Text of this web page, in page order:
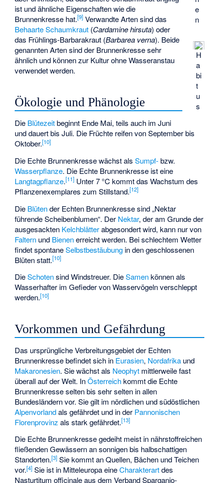
e
n
H
a
bi
t
u
s
ist und ähnliche Eigenschaften wie die
Brunnenkresse hat.[9] Verwandte Arten sind das
Behaarte Schaumkraut (Cardamine hirsuta) oder
das Frühlings-Barbarakraut (Barbarea verna). Beide
genannten Arten sind der Brunnenkresse sehr
ähnlich und können zur Kultur ohne Wasseranstau
verwendet werden.
Ökologie und Phänologie
Die Blütezeitbeginnt Ende Mai, teils auch im Juni
und dauert bis Juli. Die Früchte reifen von September bis
Oktober.[10]
Die Echte Brunnenkresse wächst alsSumpf-bzw.
Wasserpflanze. Die Echte Brunnenkresse ist eine
Langtagpflanze.[11] Unter 7 °C kommt das Wachstum des
Pflanzenexemplares zum Stillstand.[12]
Die Blütender Echten Brunnenkresse sind „Nektar
führende Scheibenblumen“. Der Nektar, der am Grunde der
ausgesackten Kelchblätterabgesondert wird, kann nur von
Faltern und Bienenerreicht werden. Bei schlechtem Wetter
findet spontaneSelbstbestäubung in den geschlossenen
Blüten statt.[10]
DieSchotensind Windstreuer. DieSamenkönnen als
Wasserhafter im Gefieder von Wasservögeln verschleppt
werden.[10]
Vorkommen und Gefährdung
Das ursprüngliche Verbreitungsgebiet der Echten
Brunnenkresse befindet sich in Eurasien, Nordafrika und
Makaronesien. Sie wächst als Neophyt mittlerweile fast
überall auf der Welt. InÖsterreichkommt die Echte
Brunnenkresse selten bis sehr selten in allen
Bundesländern vor. Sie gilt im nördlichen und südöstlichen
Alpenvorlandals gefährdet und in der Pannonischen
Florenprovinz als stark gefährdet.[13]
Die Echte Brunnenkresse gedeiht meist in nährstoffreichen
fließenden Gewässernan sonnigen bis halbschattigen
Standorten.[3] Sie kommt an Quellen, Bächen und Teichen
vor.[4] Sie ist in Mitteleuropa eineCharakterartdes
Nasturtitum officinale aus dem Verband Sparganio-